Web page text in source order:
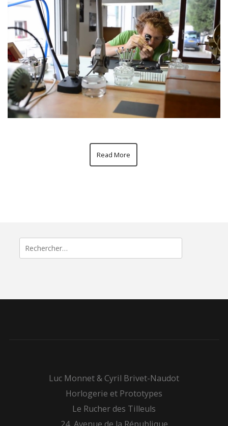
Read More
Rechercher :
Luc Monnet & Cyril Brivet-Naudot
Horlogerie et Prototypes
Le Rucher des Tilleuls